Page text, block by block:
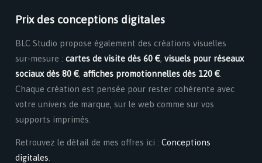
Prix des conceptions digitales
BLC Studio propose également des créations visuelles
sur‑mesure : cartes de visite dès 60 €, visuels pour réseaux
sociaux dès 80 €, affiches promotionnelles dès 120 €
Chaque création est pensée pour rester cohérente avec
votre univers de marque, sur le web comme sur vos
supports imprimés.
Retrouvez le détail de mes offres ici : Conceptions
digitales